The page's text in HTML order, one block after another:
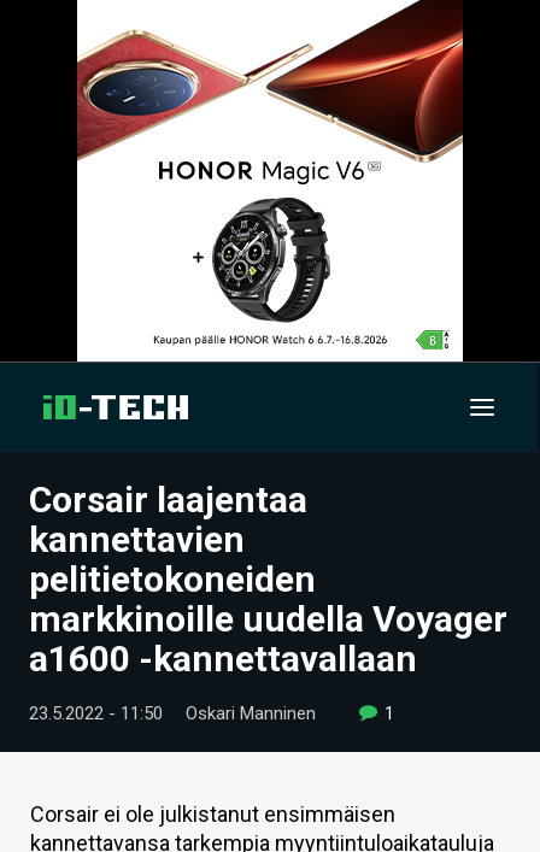
UUTISET
ARTIKKELIT
VIDEOT
TECHBBS
TIETOA
KAUPPA
Corsair laajentaa
kannettavien
pelitietokoneiden
markkinoille uudella Voyager
a1600 -kannettavallaan
23.5.2022 - 11:50 Oskari Manninen 1
Corsair ei ole julkistanut ensimmäisen
kannettavansa tarkempia myyntiintuloaikatauluja